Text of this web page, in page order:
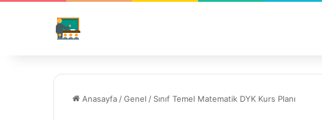
Anasayfa /Genel / Sınıf Temel Matematik DYK Kurs Planı